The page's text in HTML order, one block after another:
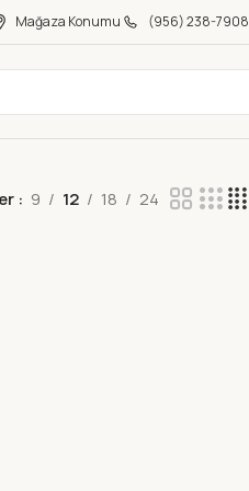
Mağaza Konumu (956) 238-7908
9 12 18 24